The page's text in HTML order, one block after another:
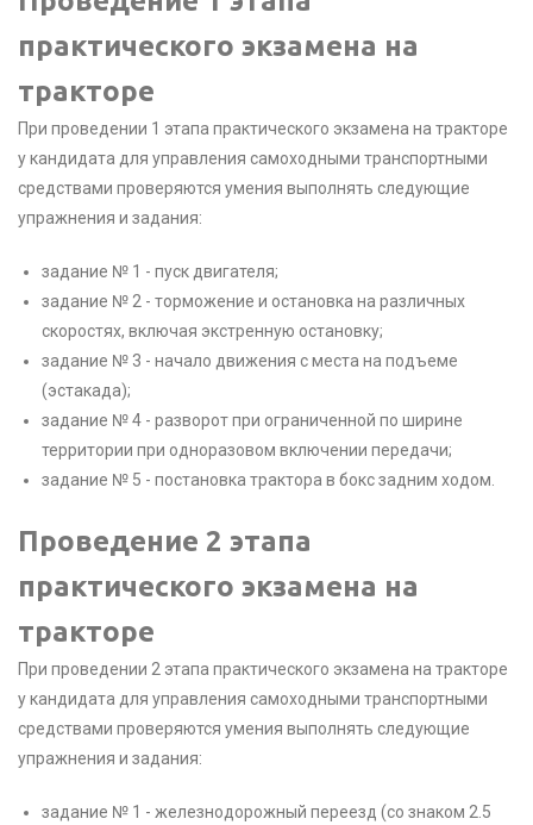
практического экзамена на
тракторе
При проведении 1 этапа практического экзамена на тракторе
у кандидата для управления самоходными транспортными
средствами проверяются умения выполнять следующие
упражнения и задания:
задание № 1 - пуск двигателя;
задание № 2 - торможение и остановка на различных
скоростях, включая экстренную остановку;
задание № 3 - начало движения с места на подъеме
(эстакада);
задание № 4 - разворот при ограниченной по ширине
территории при одноразовом включении передачи;
задание № 5 - постановка трактора в бокс задним ходом.
Проведение 2 этапа
практического экзамена на
тракторе
При проведении 2 этапа практического экзамена на тракторе
у кандидата для управления самоходными транспортными
средствами проверяются умения выполнять следующие
упражнения и задания:
задание № 1 - железнодорожный переезд (со знаком 2.5